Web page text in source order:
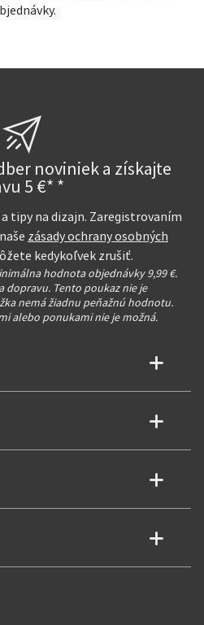
noviniek a získajte
5 €* *
tipy na dizajn. Zaregistrovaním
zásady ochrany osobných
kedykoľvek zrušiť.
hodnota objednávky 9,99 €.
dopravu. Tento poukaz nie je
nemá žiadnu peňažnú hodnotu.
alebo ponukami nie je možná.